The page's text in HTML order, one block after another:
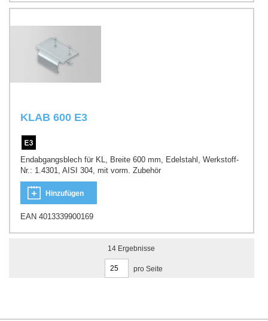
KLAB 600 E3
Endabgangsblech für KL, Breite 600 mm, Edelstahl, Werkstoff-
Nr.: 1.4301, AISI 304, mit vorm. Zubehör
Hinzufügen
EAN 4013339900169
14 Ergebnisse
pro Seite